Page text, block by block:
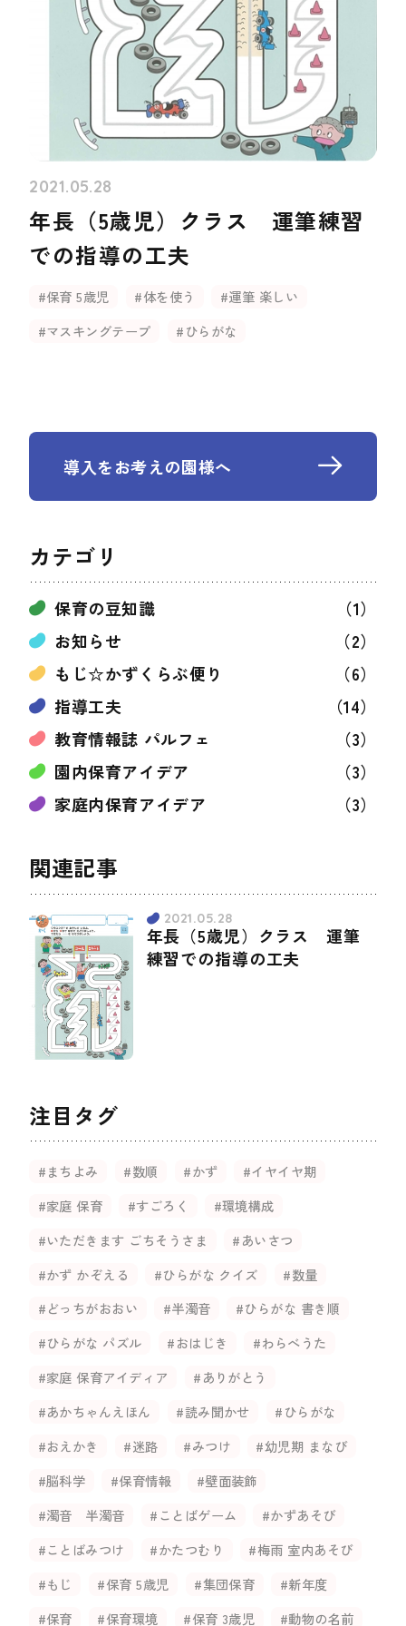
2021.05.28
年長（5歳児）クラス 運筆練習
での指導の工夫
#保育 5歳児 #体を使う
#運筆 楽しい
#マスキングテープ
#ひらがな
導入をお考えの園様へ
カテゴリ
保育の豆知識
（1）
お知らせ
（2）
もじ☆かずくらぶ便り
（6）
指導工夫
（14）
教育情報誌 パルフェ
（3）
園内保育アイデア
（3）
家庭内保育アイデア
（3）
関連記事
2021.05.28
年長（5歳児）クラス 運筆
練習での指導の工夫
注目タグ
#まちよみ #数順 #かず
#イヤイヤ期
#家庭 保育
#すごろく
#環境構成
#いただきます ごちそうさま
#あいさつ
#かず かぞえる
#ひらがな クイズ
#数量
#どっちがおおい
#半濁音
#ひらがな 書き順
#ひらがな パズル
#おはじき
#わらべうた
#家庭 保育アイディア
#ありがとう
#あかちゃんえほん
#読み聞かせ
#ひらがな
#おえかき
#迷路 #みつけ
#幼児期 まなび
#脳科学
#保育情報
#壁面装飾
#濁音 半濁音
#ことばゲーム
#かずあそび
#ことばみつけ
#かたつむり
#梅雨 室内あそび
#もじ
#保育 5歳児 #集団保育
#新年度
#保育
#保育環境 #保育 3歳児 #動物の名前